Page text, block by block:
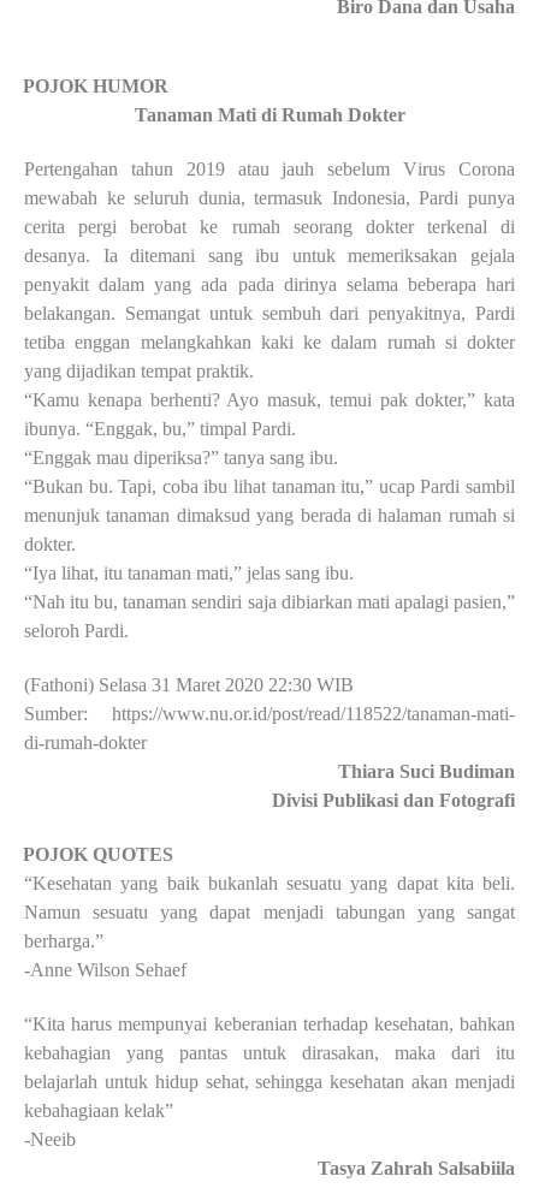
Biro Dana dan Usaha
POJOK HUMOR
Tanaman Mati di Rumah Dokter
Pertengahan tahun 2019 atau jauh sebelumVirusCorona
mewabah ke seluruh dunia, termasuk Indonesia, Pardi punya
cerita pergi berobat ke rumah seorang dokter terkenal di
desanya. Ia ditemani
sang ibu untuk memeriksakan gejala
penyakit dalam yang ada pada dirinya selama beberapa hari
belakangan. Semangat untuk sembuh dari penyakitnya, Pardi
tetiba enggan melangkahkan kaki ke dalam rumah si dokter
yang dijadikan tempat praktik.
“Kamu kenapa berhenti? Ayo masuk, temui pak dokter,” kata
ibunya. “Enggak, bu,” timpal Pardi.
“Enggak mau diperiksa?” tanya sang ibu.
“Bukan bu. Tapi, coba ibu lihat tanaman itu,” ucap Pardi sambil
menunjuk tanaman dimaksud yang berada di halaman rumah si
dokter.
“Iya lihat, itu tanaman mati,” jelas sang ibu.
“Nah itu bu, tanaman sendiri saja dibiarkan mati apalagi pasien,”
seloroh Pardi.
(Fathoni) Selasa 31 Maret 2020 22:30 WIB
Sumber: https://www.nu.or.id/post/read/118522/tanaman-mati-
di-rumah-dokter
Thiara Suci Budiman
Divisi Publikasi dan Fotografi
POJOK QUOTES
“Kesehatan yang baik bukanlah sesuatu yang dapat kita beli.
Namun sesuatu yang dapat menjadi tabungan yang sangat
berharga.”
-Anne Wilson Sehaef
“Kita harus mempunyai keberanian terhadap kesehatan, bahkan
kebahagian yang pantas untuk dirasakan, maka dari itu
belajarlah untuk hidup sehat, sehingga kesehatan akan menjadi
kebahagiaan kelak”
-Neeib
Tasya Zahrah Salsabiila